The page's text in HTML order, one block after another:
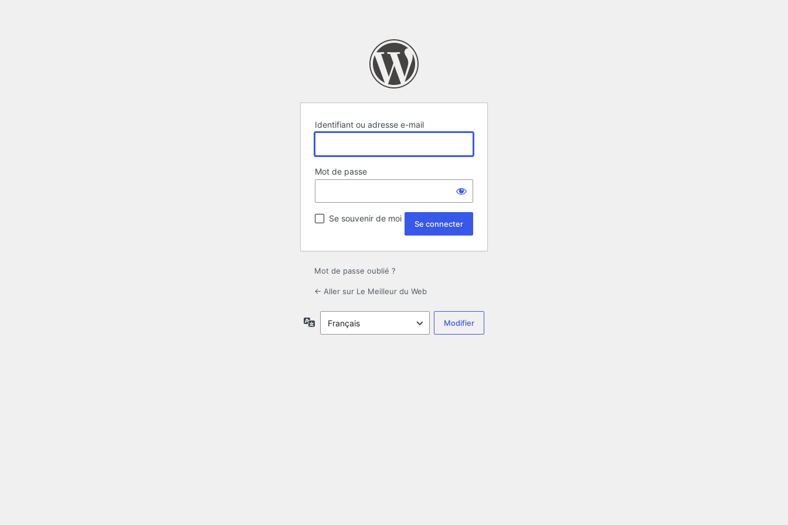
Identifiant ou adresse e-mail
Mot de passe
Se souvenir de moi
Mot de passe oublié ?
← Aller sur Le Meilleur du Web
Langue